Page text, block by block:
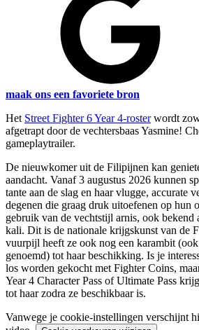
maak ons een favoriete bron
Het Street Fighter 6 Year 4-rosterwordt
afgetrapt door de vechtersbaas Yasmine!
gameplaytrailer.
De nieuwkomer uit de Filipijnen kan
aandacht. Vanaf 3 augustus 2026 kunnen
tante aan de slag en haar vlugge, accurate
degenen die graag druk uitoefenen op hun
gebruik van de vechtstijl arnis, ook bekend
kali. Dit is de nationale krijgskunst van de
vuurpijl heeft ze ook nog een karambit
genoemd) tot haar beschikking. Is je
los worden gekocht met Fighter Coins,
Year 4 Character Pass of Ultimate Pass
tot haar zodra ze beschikbaar is.
Vanwege je cookie-instellingen verschijnt